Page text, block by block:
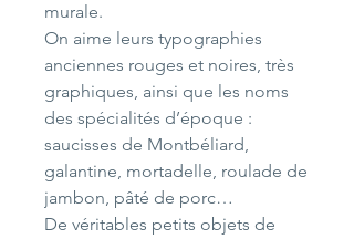
murale.
On aime leurs typographies
anciennes rouges et noires, très
graphiques, ainsi que les noms
des spécialités d’époque :
saucisses de Montbéliard,
galantine, mortadelle, roulade de
jambon, pâté de porc…
De véritables petits objets de